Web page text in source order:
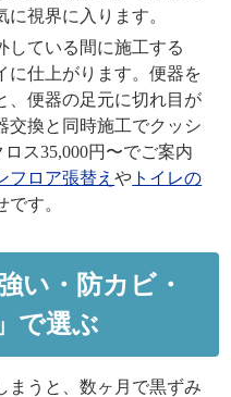
に視界に入ります。
している間に施工する
に仕上がります。便器を
、便器の足元に切れ目が
交換と同時施工でクッシ
ス35,000円〜でご案内
フロア張替えや トイレの
す。
い・防カビ・
で選ぶ
まうと、数ヶ月で黒ずみ